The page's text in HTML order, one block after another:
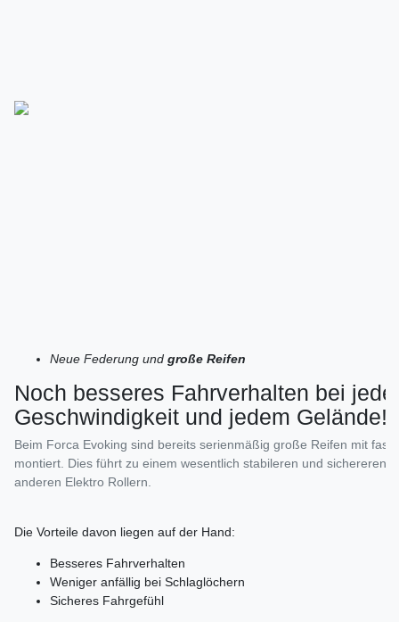
Neue Federung und große Reifen
Noch besseres Fahrverhalten bei
Geschwindigkeit und jedem Gelände!
Beim Forca Evoking sind bereits serienmäßig große Reifen mit fast
montiert. Dies führt zu einem wesentlich stabileren und sichereren
anderen Elektro Rollern.
Die Vorteile davon liegen auf der Hand:
Besseres Fahrverhalten
Weniger anfällig bei Schlaglöchern
Sicheres Fahrgefühl